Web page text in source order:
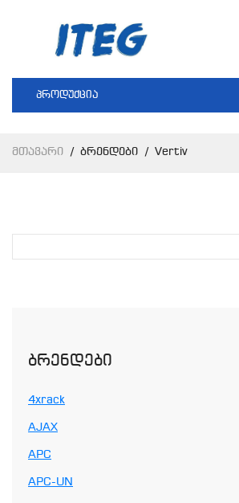
პროდუქცია
Მთავარი Ბრენდები Vertiv
Ბრენდები
4xrack
AJAX
APC
APC-UN